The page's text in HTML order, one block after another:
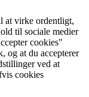
at virke ordentligt,
til sociale medier
cookies"
og at du accepterer
ved at
cookies